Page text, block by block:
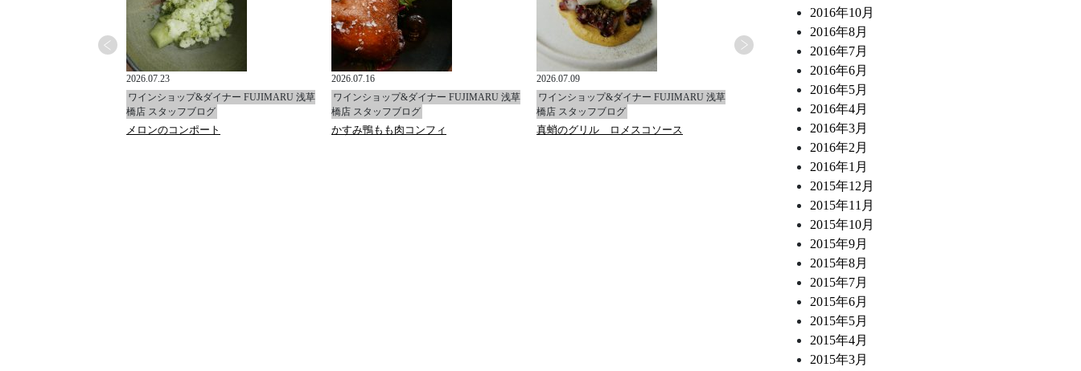
2026.07.23
ワインショップ&ダイナー FUJIMARU 浅草
橋店 スタッフブログ
メロンのコンポート
2026.07.16
ワインショップ&ダイナー FUJIMARU 浅草
橋店 スタッフブログ
かすみ鴨もも肉コンフィ
2026.07.09
ワインショップ&ダイナー FUJIMARU 浅草
橋店 スタッフブログ
真蛸のグリル ロメスコソース
ワインショップ&ダイナー FUJIMARU 浅草
橋店 スタッフブログ
もっちりパンナコッタ すもものソース
2016年10月
2016年8月
2016年7月
2016年6月
2016年5月
2016年4月
2016年3月
2016年2月
2016年1月
2015年12月
2015年11月
2015年10月
2015年9月
2015年8月
2015年7月
2015年6月
2015年5月
2015年4月
2015年3月